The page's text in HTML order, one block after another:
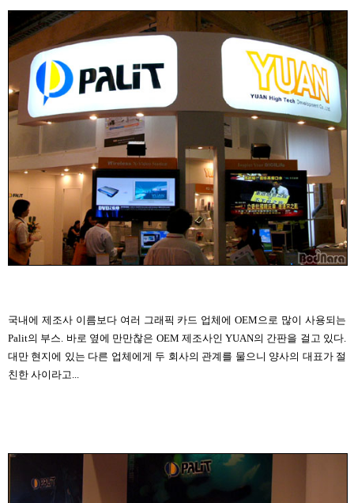
국내에 제조사 이름보다 여러 그래픽 카드 업체에 OEM으로 많이 사용되는
Palit의 부스. 바로 옆에 만만찮은 OEM 제조사인 YUAN의 간판을 걸고 있다.
대만 현지에 있는 다른 업체에게 두 회사의 관계를 물으니 양사의 대표가 절
친한 사이라고...